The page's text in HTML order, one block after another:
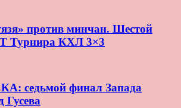
против минчан. Шестой
Турнира КХЛ 3×3
седьмой финал Запада
Гусева